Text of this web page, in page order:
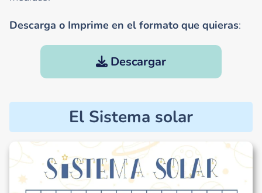
Descarga o Imprime en el formato que quieras:
Descargar
El Sistema solar